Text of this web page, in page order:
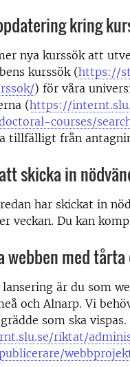
kring
nya kurssök att
kurssök (https://
) för våra
(https://
courses/
tillfälligt från
skicka in
har skickat in
veckan. Du kan
webben med tårta
lansering är du som
och Alnarp. Vi
som ska
riktat/